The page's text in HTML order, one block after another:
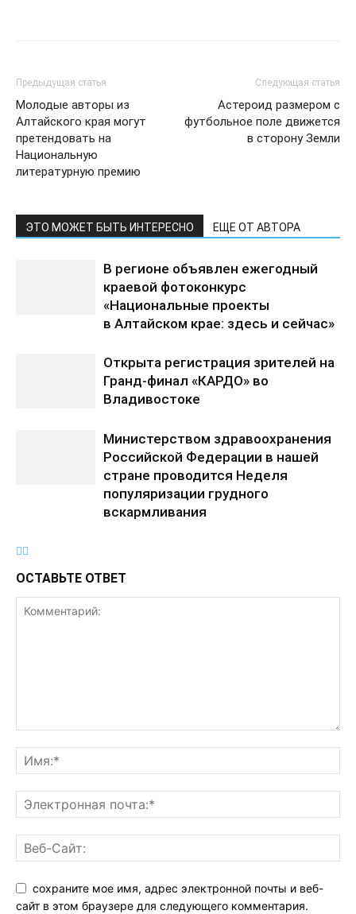
Предыдущая статья
Молодые авторы из
Алтайского края могут
претендовать на
Национальную
литературную премию
Следующая статья
Астероид размером с
футбольное поле движется
в сторону Земли
ЭТО МОЖЕТ БЫТЬ ИНТЕРЕСНО ЕЩЕ ОТ АВТОРА
В регионе объявлен ежегодный
краевой фотоконкурс
«Национальные проекты
в Алтайском крае: здесь и сейчас»
Открыта регистрация зрителей на
Гранд-финал «КАРДО» во
Владивостоке
Министерством здравоохранения
Российской Федерации в нашей
стране проводится Неделя
популяризации грудного
вскармливания
ОСТАВЬТЕ ОТВЕТ
сохраните мое имя, адрес электронной почты и веб-
сайт в этом браузере для следующего комментария.